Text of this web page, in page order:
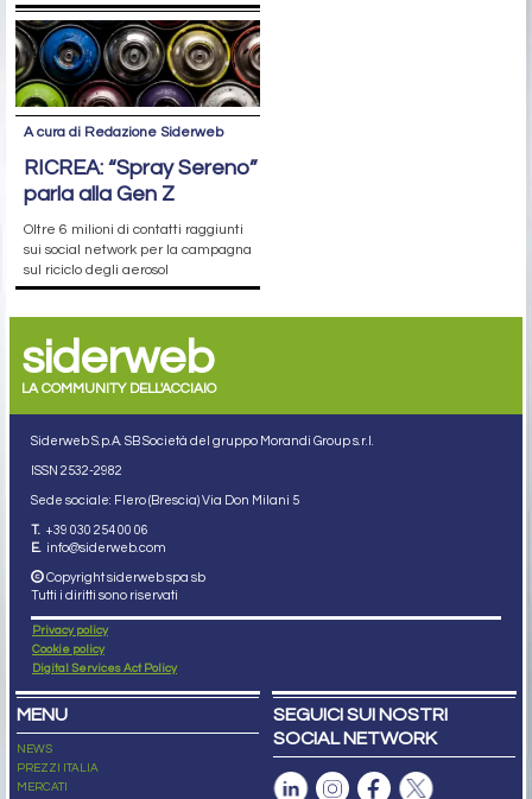
A cura di Redazione Siderweb
RICREA: “Spray Sereno”
parla alla Gen Z
Oltre 6 milioni di contatti raggiunti
sui social network per la campagna
sul riciclo degli aerosol
siderweb
LA COMMUNITY DELL'ACCIAIO
Siderweb S.p.A. SB Società del gruppo Morandi Group s.r.l.
ISSN 2532-2982
Sede sociale: Flero (Brescia) Via Don Milani 5
T. +39 030 254 00 06
E. info@siderweb.com
Copyright siderweb spa sb
Tutti i diritti sono riservati
Privacy policy
Cookie policy
Digital Services Act Policy
MENU
NEWS
PREZZI ITALIA
MERCATI
SEGUICI SUI NOSTRI
SOCIAL NETWORK